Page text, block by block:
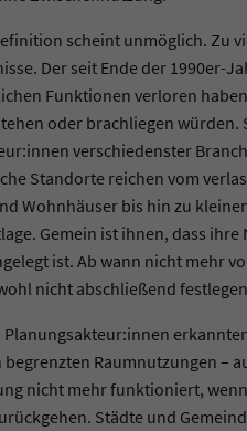
scheint unmöglich. Zu
Der seit Ende der 1990er-
Funktionen verloren
oder brachliegen würden.
verschiedenster
Standorte reichen vom
Wohnhäuser bis hin zu
Gemein ist ihnen, dass
ist. Ab wann nicht mehr
nicht abschließend
Raumnutzungen –
nicht mehr funktioniert,
Städte und